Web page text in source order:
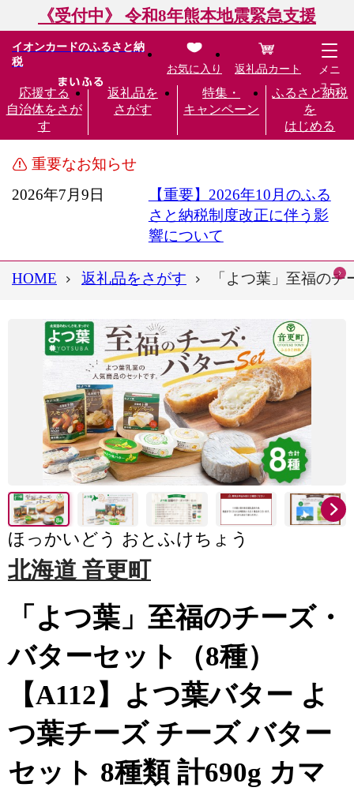
《受付中》 令和8年熊本地震緊急支援
イオンカードのふるさと納
税
応援する
自治体をさが
す
返礼品を
さがす
特集・
キャンペーン
ふるさと納税
を
はじめる
お気に入り 返礼品カート
メニ
ュー
重要なお知らせ
2026年7月9日
【重要】2026年10月のふる
さと納税制度改正に伴う影
響について
HOME 返礼品をさがす 「よつ葉」至福の
ほっかいどう おとふけちょう
北海道 音更町
「よつ葉」至福のチーズ・
バターセット（8種）
【A112】よつ葉バター よ
つ葉チーズ チーズ バター
セット 8種類 計690g カマ